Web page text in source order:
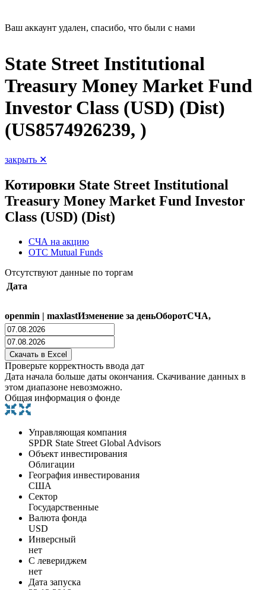
Ваш аккаунт удален, спасибо, что были с нами
State Street Institutional
Treasury Money Market Fund
Investor Class (USD) (Dist)
(US8574926239, )
закрыть ✕
Котировки State Street Institutional
Treasury Money Market Fund Investor
Class (USD) (Dist)
СЧА на акцию
OTC Mutual Funds
Отсутствуют данные по торгам
Дата
openmin maxlastИзменение за деньОборотСЧА,
Проверьте корректность ввода дат
Дата начала больше даты окончания. Скачивание данных в
этом диапазоне невозможно.
Общая информация о фонде
Управляющая компания
SPDR State Street Global Advisors
Объект инвестирования
Облигации
География инвестирования
США
Сектор
Государственные
Валюта фонда
USD
Инверсный
нет
С левериджем
нет
Дата запуска